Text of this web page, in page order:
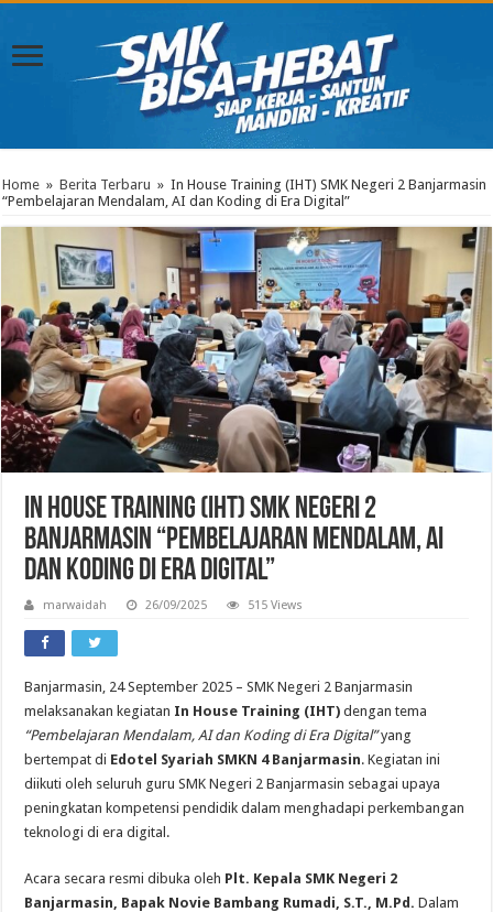
Home » Berita Terbaru » In House Training (IHT) SMK Negeri 2 Banjarmasin
“Pembelajaran Mendalam, AI dan Koding di Era Digital”
In House Training (IHT) SMK Negeri 2
Banjarmasin “Pembelajaran Mendalam, AI
dan Koding di Era Digital”
marwaidah 26/09/2025 515 Views
Banjarmasin, 24 September 2025 – SMK Negeri 2 Banjarmasin
melaksanakan kegiatan In House Training (IHT) dengan tema
“Pembelajaran Mendalam, AI dan Koding di Era Digital”yang
bertempat di Edotel Syariah SMKN 4 Banjarmasin. Kegiatan ini
diikuti oleh seluruh guru SMK Negeri 2 Banjarmasin sebagai upaya
peningkatan kompetensi pendidik dalam menghadapi perkembangan
teknologi di era digital.
Acara secara resmi dibuka oleh Plt. Kepala SMK Negeri 2
Banjarmasin, Bapak Novie Bambang Rumadi, S.T., M.Pd. Dalam